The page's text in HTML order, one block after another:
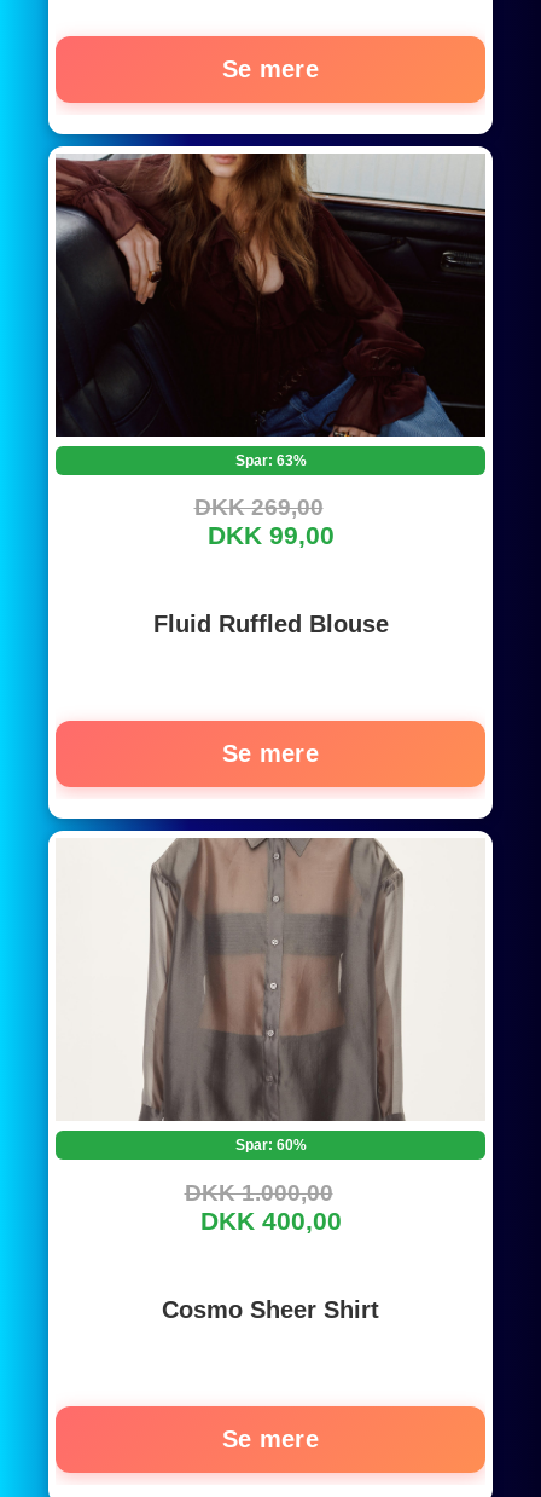
Se mere
Spar: 63%
DKK 269,00
DKK 99,00
Fluid Ruffled Blouse
Se mere
Spar: 60%
DKK 1.000,00
DKK 400,00
Cosmo Sheer Shirt
Se mere